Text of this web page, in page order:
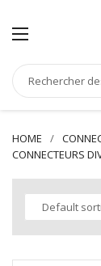
HOME
CONNECTEURS